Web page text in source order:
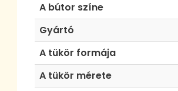
A bútor színe
Gyártó
A tükör formája
A tükör mérete